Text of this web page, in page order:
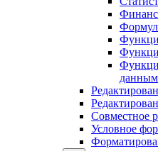
Совместное
Условное